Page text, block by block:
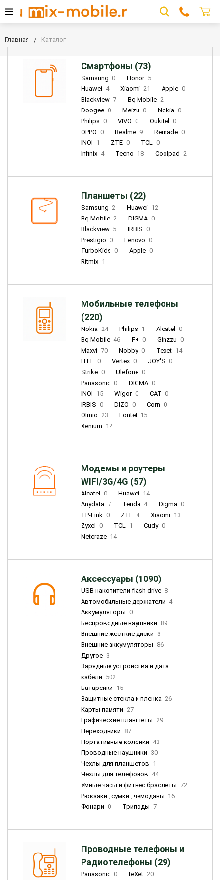
Главная Каталог
Смартфоны (73)
Samsung 0 Honor 5
Huawei 4 Xiaomi 21 Apple 0
Blackview 7 Bq Mobile 2
Doogee 0 Meizu 0 Nokia 0
Philips 0 VIVO 0 Oukitel
0
OPPO 0 Realme 9 Remade 0
INOI 1 ZTE 0 TCL 0
Infinix 4 Tecno 18 Coolpad 2
Планшеты (22)
Samsung 2 Huawei 12
Bq Mobile 2 DIGMA 0
Blackview 5 IRBIS 0
Prestigio 0 Lenovo 0
TurboKids 0 Apple 0
Ritmix 1
Мобильные телефоны
(220)
Nokia 24 Philips 1 Alcatel
0
Bq Mobile 46 F+ 0 Ginzzu 0
Maxvi 70 Nobby 0 Texet 14
ITEL 0 Vertex 0 JOY'S 0
Strike 0 Ulefone 0
Panasonic 0 DIGMA 0
INOI 15 Wigor 0 CAT 0
IRBIS 0 DIZO 0 Corn 0
Olmio 23 Fontel
15
Xenium 12
Модемы и роутеры
WIFI/3G/4G (57)
Alcatel 0 Huawei 14
Anydata 7 Tenda 4 Digma 0
TP-Link 0 ZTE 4 Xiaomi 13
Zyxel
0 TCL 1 Cudy 0
Netcraze 14
Аксессуары (1090)
USB накопители flash drive 8
Автомобильные держатели 4
Аккумуляторы 0
Беспроводные наушники 89
Внешние жесткие диски 3
Внешние аккумуляторы 86
Другое 3
Зарядные устройства и дата
кабели 502
Батарейки 15
Защитные стекла и пленка 26
Карты памяти 27
Графические планшеты 29
Переходники 87
Портативные колонки 43
Проводные наушники 30
Чехлы для планшетов 1
Чехлы для телефонов 44
Умные часы и фитнес браслеты 72
Рюкзаки , сумки , чемоданы 16
Фонари 0 Триподы 7
Проводные телефоны и
Радиотелефоны (29)
Panasonic 0 teXet 20